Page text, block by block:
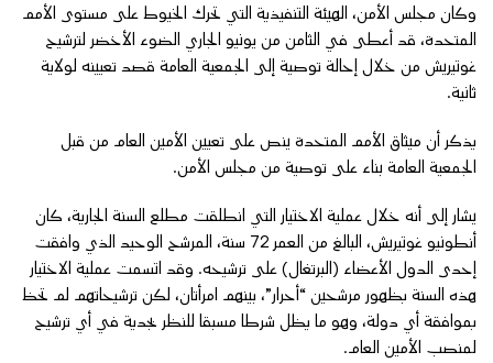
وكان مجلس الأمن، الهيئة التنفيذية التي تحرك الخيوط على مستوى الأمم
المتحدة، قد أعطى في الثامن من يونيو الجاري الضوء الأخضر لترشيح
غوتيريش من خلال إحالة توصية إلى الجمعية العامة قصد تعيينه لولاية
ثانية.
يذكر أن ميثاق الأمم المتحدة ينص على تعيين الأمين العام من قبل
الجمعية العامة بناء على توصية من مجلس الأمن.
يشار إلى أنه خلال عملية الاختيار التي انطلقت مطلع السنة الجارية، كان
أنطونيو غوتيريش، البالغ من العمر 72 سنة، المرشح الوحيد الذي وافقت
إحدى الدول الأعضاء (البرتغال) على ترشيحه. وقد اتسمت عملية الاختيار
هذه السنة بظهور مرشحين “أحرار”، بينهم امرأتان، لكن ترشيحاتهم لم تحظ
بموافقة أي دولة، وهو ما يظل شرطا مسبقا للنظر بجدية في أي ترشيح
لمنصب الأمين العام.